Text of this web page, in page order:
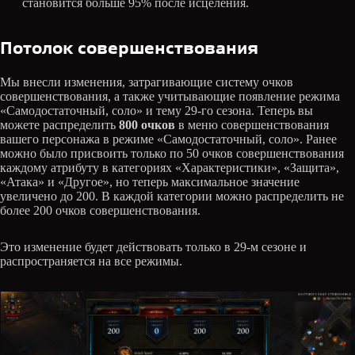
Потолок совершенствования
Мы внесли изменения, затрагивающие систему очков
совершенствования, а также учитывающие появление режима
«Самодостаточный, соло» и тему 29-го сезона. Теперь вы
можете распределить 800 очков в меню совершенствования
вашего персонажа в режиме «Самодостаточный, соло». Ранее
можно было присвоить только по 50 очков совершенствования
каждому атрибуту в категориях «Характеристики», «Защита»,
«Атака» и «Другое», но теперь максимальное значение
увеличено до 200. В каждой категории можно распределить не
более 200 очков совершенствования.
Это изменение будет действовать только в 29-м сезоне и
распространяется на все режимы.